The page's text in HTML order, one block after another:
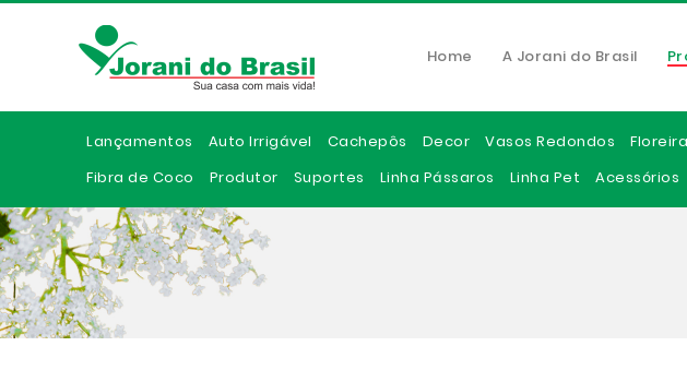
Home A Jorani do Brasil
Lançamentos Auto Irrigável Cachepôs Decor Vasos Redondos
Fibra de Coco
Produtor Suportes Linha Pássaros Linha Pet Acessórios